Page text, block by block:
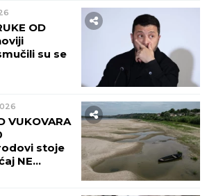
OD
su se
VUKOVARA
stoje
NE